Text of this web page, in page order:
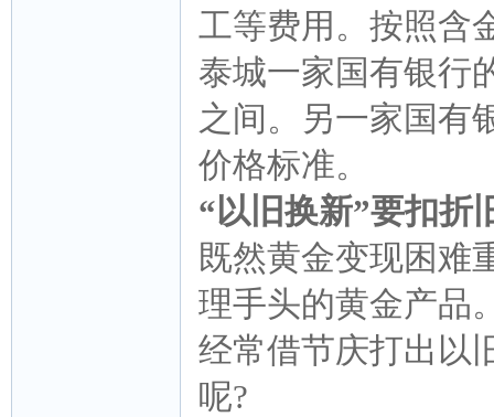
工等费用。按照含
泰城一家国有银行
之间。另一家国有
价格标准。
“以旧换新”要扣折
既然黄金变现困难
理手头的黄金产品
经常借节庆打出以
呢?